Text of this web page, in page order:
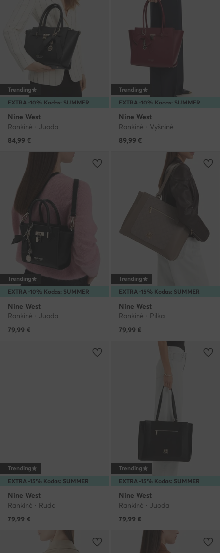
EXTRA -10% Kodas: SUMMER
Trending
Nine West
Rankinė · Juoda
84,99 €
EXTRA -10% Kodas: SUMMER
Trending
Nine West
Rankinė · Vyšninė
89,99 €
EXTRA -10% Kodas: SUMMER
Trending
Nine West
Rankinė · Juoda
79,99 €
EXTRA -15% Kodas: SUMMER
Trending
Nine West
Rankinė · Pilka
79,99 €
EXTRA -15% Kodas: SUMMER
Trending
Nine West
Rankinė · Ruda
79,99 €
EXTRA -15% Kodas: SUMMER
Trending
Nine West
Rankinė · Juoda
79,99 €